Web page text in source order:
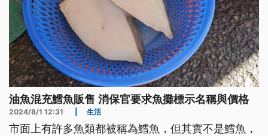
油魚混充鱈魚販售 消保官要求魚攤標示名稱與價格
2024/8/1 12:31 生活
市面上有許多魚類都被稱為鱈魚，但其實不是鱈魚，